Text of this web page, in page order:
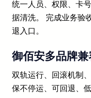
统一人员、权限、卡
据清洗。 完成业务验
退入口。
御佰安多品牌
双轨运行、回滚机制
保不停运、可回退、低